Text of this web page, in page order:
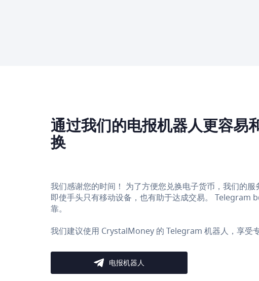
通过我们的电报机器人更容易
换
我们感谢您的时间！ 为了方便您兑换电子货币，我们的
即使手头只有移动设备，也有助于达成交易。 Telegram
靠。
我们建议使用 CrystalMoney 的 Telegram 机器人，享受
电报机器人